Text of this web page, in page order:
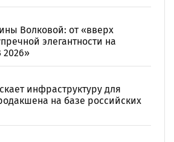
Волковой: от «вверх
элегантности на
инфраструктуру для
на базе российских